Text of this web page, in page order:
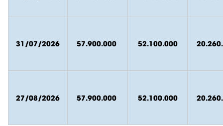
31/07/2026 57.900.000 52.100.000
27/08/2026 57.900.000 52.100.000